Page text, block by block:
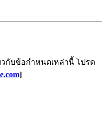
กับข้อกำหนดเหล่านี้ โปรด
]